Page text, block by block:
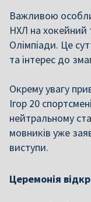
Важливою
НХЛ на хокейний
Олімпіади. Це
та інтерес до
Окрему увагу
Ігор 20
нейтральному
мовників уже
виступи.
Церемонія